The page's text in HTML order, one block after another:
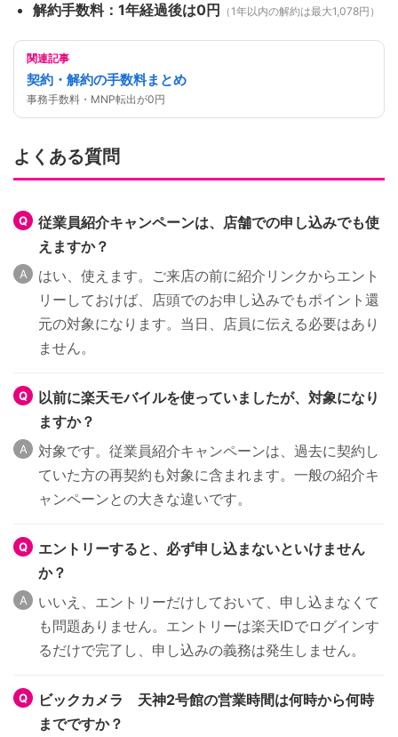
解約手数料：1年経過後は0円
（1年以内の解約は最大1,078円）
関連記事
契約・解約の手数料まとめ
事務手数料・MNP転出が0円
よくある質問
従業員紹介キャンペーンは、店舗での申し込みでも使
えますか？
はい、使えます。ご来店の前に紹介リンクからエント
リーしておけば、店頭でのお申し込みでもポイント還
元の対象になります。当日、店員に伝える必要はあり
ません。
以前に楽天モバイルを使っていましたが、対象になり
ますか？
対象です。従業員紹介キャンペーンは、過去に契約し
ていた方の再契約も対象に含まれます。一般の紹介キ
ャンペーンとの大きな違いです。
エントリーすると、必ず申し込まないといけません
か？
いいえ、エントリーだけしておいて、申し込まなくて
も問題ありません。エントリーは楽天IDでログインす
るだけで完了し、申し込みの義務は発生しません。
ビックカメラ 天神2号館の営業時間は何時から何時
までですか？